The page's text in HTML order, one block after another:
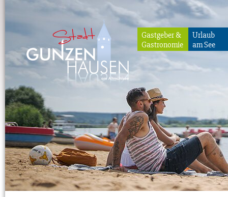
Gunzenhausen
Gastgeber &
Gastronomie
Urlaub
am See